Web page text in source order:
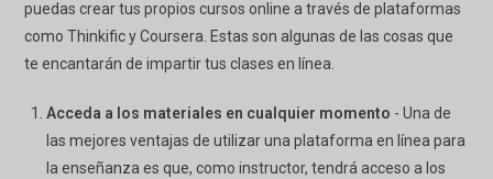
puedas crear tus propios cursos online a través de plataformas
como Thinkific y Coursera. Estas son algunas de las cosas que
te encantarán de impartir tus clases en línea.
Acceda a los materiales en cualquier momento - Una de
las mejores ventajas de utilizar una plataforma en línea para
la enseñanza es que, como instructor, tendrá acceso a los